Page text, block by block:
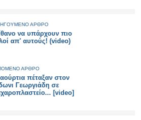
ΑΡΘΡΟ
να υπάρχουν πιο
απ' αυτούς! (video)
ΑΡΘΡΟ
πέταξαν στον
Γεωργιάδη σε
[video]